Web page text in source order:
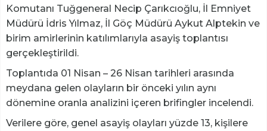
Komutanı Tuğgeneral Necip Çarıkcıoğlu, İl Emniyet
Müdürü İdris Yılmaz, İl Göç Müdürü Aykut Alptekin ve
birim amirlerinin katılımlarıyla asayiş toplantısı
gerçekleştirildi.
Toplantıda 01 Nisan – 26 Nisan tarihleri arasında
meydana gelen olayların bir önceki yılın aynı
dönemine oranla analizini içeren brifingler incelendi.
Verilere göre, genel asayiş olayları yüzde 13, kişilere